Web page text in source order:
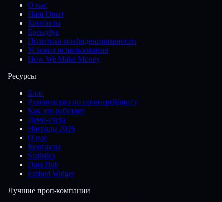
О нас
Наш Опыт
Контакты
Брендбук
Политика конфиденциальности
Условия использования
How We Make Money
Ресурсы
Блог
Руководство по проп-трейдингу
Как это работает
Демо-счета
Награды 2026
О нас
Контакты
Statistics
Data Hub
Embed Widget
Лучшие проп-компании